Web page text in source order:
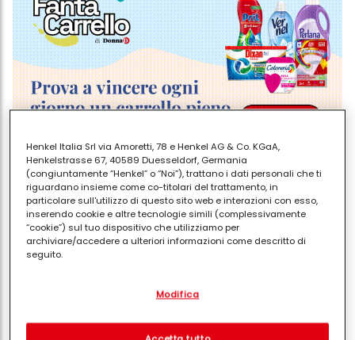
Anche i riferimenti al classico luna park non sono
mancati: nella giostra con i cavalli c’era anche un
macellaio, il tiro a segno era crivellato da un
mitragliatore, in uno stand bisognava cercare di
pong. In una piscinetta affollata di profughi, al
scafista e si potevano pilotare le barchette piene di
Henkel Italia Srl via Amoretti, 78 e Henkel AG & Co. KGaA,
Henkelstrasse 67, 40589 Duesseldorf, Germania
(congiuntamente “Henkel” o “Noi”), trattano i dati personali che ti
riguardano insieme come co-titolari del trattamento, in
particolare sull'utilizzo di questo sito web e interazioni con esso,
inserendo cookie e altre tecnologie simili (complessivamente
“cookie”) sul tuo dispositivo che utilizziamo per
archiviare/accedere a ulteriori informazioni come descritto di
seguito.
separati o co-titolari come indicato nella nostra Informativa sulla
pixel, impronte digitali e tecnologie simili" utilizzeremo anche
cookie ed elaboreremo i dati relativi a te per
Modifica